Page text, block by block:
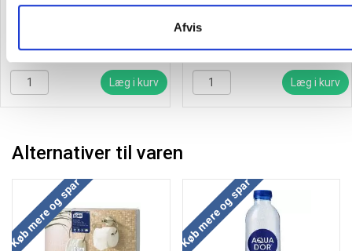
Afvis
inkl. moms
Læg i kurv
164,81
inkl. moms
Læg i kurv
Alternativer til varen
Køb mere og spar Køb mere og spar